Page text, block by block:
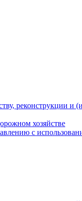
реконструкции и
хозяйстве
с